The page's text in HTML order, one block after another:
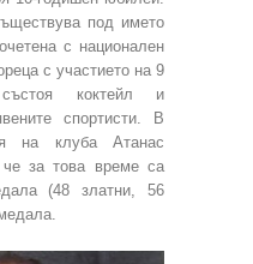
под името
с национален
с участието на 9
коктейл и
спортисти. В
на клуба Атанас
за това време са
(48 златни, 56